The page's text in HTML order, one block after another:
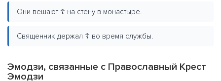
Они вешают ☦️ на стену в монастыре.
Священник держал ☦️ во время службы.
Эмодзи, связанные с Православный Крест
Эмодзи